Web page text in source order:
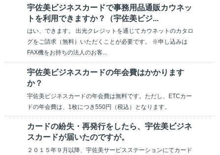
宇佐美ビジネスカードで事務用品通販カウネッ
トを利用できますか？（宇佐美ビジ...
はい、できます。 出光クレジットを通じてカウネットのカタロ
グをご請求（無料）いただくことが必要です。 ※申し込みは
FAX機をお持ちの法人のお客...
宇佐美ビジネスカードの年会費はかかります
か？
宇佐美ビジネスカードの年会費は無料です。ただし、ETCカー
ドの年会費は、1枚につき550円（税込）となります。
カードの紛失・再発行をしたら、宇佐美ビジネ
スカードが届いたのですが。
２０１５年９月以降、宇佐美サービスステーションにてカード